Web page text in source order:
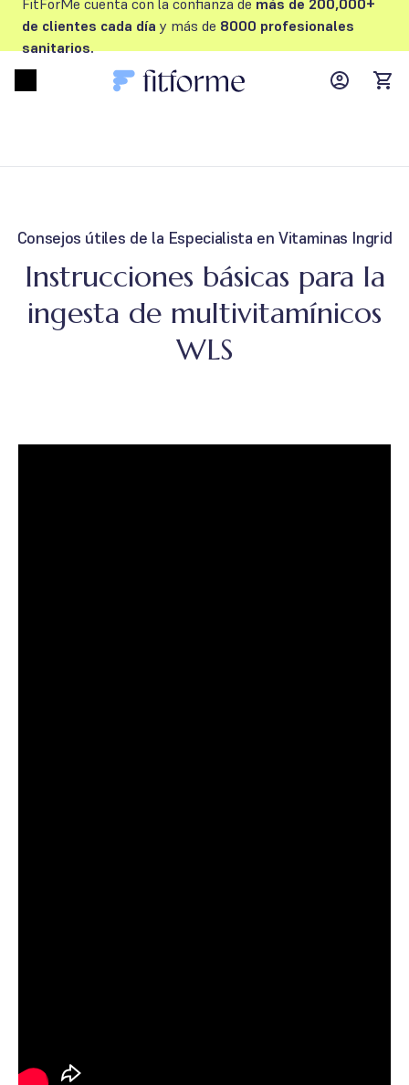
FitForMe cuenta con la confianza de más de 200,000+
de clientes cada día y más de 8000 profesionales
sanitarios.
MyFFM
Consejos útiles de la Especialista en Vitaminas Ingrid
Instrucciones básicas para la
ingesta de multivitamínicos
WLS